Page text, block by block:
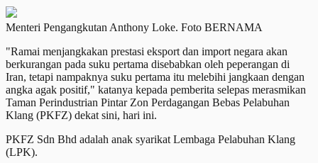
Menteri Pengangkutan Anthony Loke. Foto BERNAMA
"Ramai menjangkakan prestasi eksport dan import negara akan
berkurangan pada suku pertama disebabkan oleh peperangan di
Iran, tetapi nampaknya suku pertama itu melebihi jangkaan dengan
angka agak positif," katanya kepada pemberita selepas merasmikan
Taman Perindustrian Pintar Zon Perdagangan Bebas Pelabuhan
Klang (PKFZ) dekat sini, hari ini.
PKFZ Sdn Bhd adalah anak syarikat Lembaga Pelabuhan Klang
(LPK).